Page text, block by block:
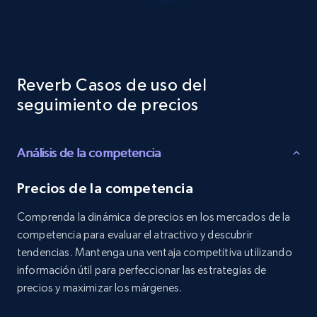
URL, Product id, Listing inventory id, Title, Rating,
price, and more.
1.9K+ 323+ Comenzar ahora
Amazon products search
Reverb Casos de uso del
seguimiento de precios
Análisis de la competencia
Precios de la competencia
Comprenda la dinámica de precios en los mercados de la
competencia para evaluar el atractivo y descubrir
tendencias. Mantenga una ventaja competitiva utilizando
información útil para perfeccionar las estrategias de
precios y maximizar los márgenes.